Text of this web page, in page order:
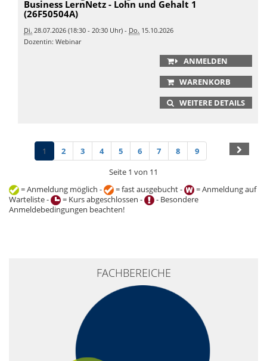
Business LernNetz - Lohn und Gehalt 1
(26F50504A)
Di. 28.07.2026 (18:30 - 20:30 Uhr) - Do. 15.10.2026
Dozentin: Webinar
ANMELDEN
WARENKORB
WEITERE DETAILS
1 2 3 4 5 6 7 8
9
Seite 1 von 11
= Anmeldung möglich -
= fast ausgebucht -
= Anmeldung auf
Warteliste -
= Kurs abgeschlossen -
- Besondere
Anmeldebedingungen beachten!
FACHBEREICHE